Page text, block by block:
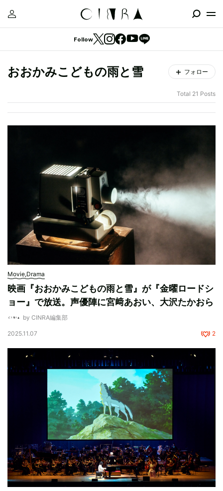
Follow
おおかみこどもの雨と雪 フォロー
Total 21 Posts
Movie,Drama
映画『おおかみこどもの雨と雪』が『金曜ロードシ
ョー』で放送。声優陣に宮﨑あおい、大沢たかおら
by CINRA編集部
2025.11.07 2